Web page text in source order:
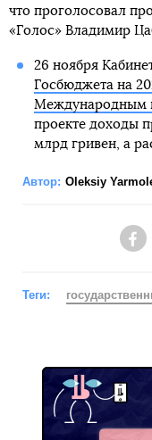
что проголосовал
«Голос» Владимир
26 ноября
Госбюджета на
Международным
проекте доходы
млрд гривен, а
Автор: Oleksiy
Теги: